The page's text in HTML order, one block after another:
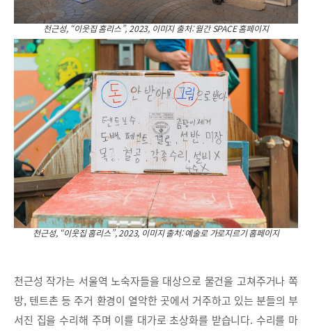
천근성, “이웃집 홈리스”, 2023, 이미지 출처: 월간 SPACE 홈페이지
천근성, “이웃집 홈리스”, 2023, 이미지 출처: 예술로 가로지르기 홈페이지
천근성 작가는 서울역 노숙자들을 대상으로 물건을 고쳐주거나 쪽
방, 텐트촌 등 주거 환경이 열악한 곳에서 거주하고 있는 분들의 부
서진 집을 수리해 주며 이를 대가로 초상화를 받습니다. 수리를 마